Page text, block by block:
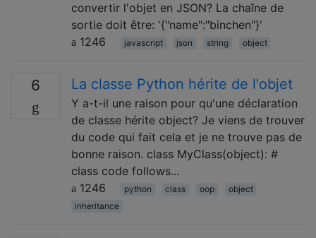
convertir l'objet en JSON? La chaîne de
sortie doit être: '{"name":"binchen"}'
1246
javascript json string object
6 La classe Python hérite de l'objet
Y a-t-il une raison pour qu'une déclaration
de classe hérite object? Je viens de trouver
du code qui fait cela et je ne trouve pas de
bonne raison. class MyClass(object): #
class code follows...
1246
python class oop
object
inheritance